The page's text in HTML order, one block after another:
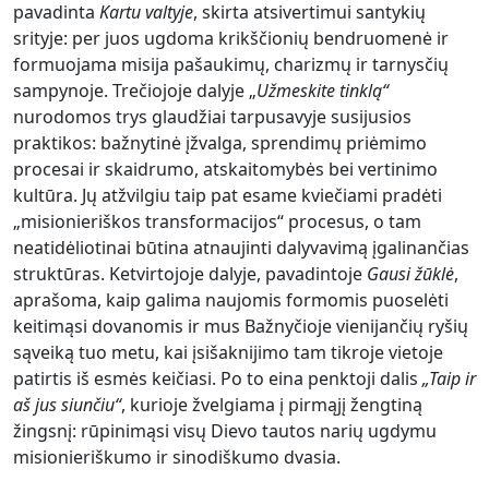
pavadinta Kartu valtyje, skirta atsivertimui santykių
srityje: per juos ugdoma krikščionių bendruomenė ir
formuojama misija pašaukimų, charizmų ir tarnysčių
sampynoje. Trečiojoje dalyje „Užmeskite tinklą“
nurodomos trys glaudžiai tarpusavyje susijusios
praktikos: bažnytinė įžvalga, sprendimų priėmimo
procesai ir skaidrumo, atskaitomybės bei vertinimo
kultūra. Jų atžvilgiu taip pat esame kviečiami pradėti
„misionieriškos transformacijos“ procesus, o tam
neatidėliotinai būtina atnaujinti dalyvavimą įgalinančias
struktūras. Ketvirtojoje dalyje, pavadintoje Gausižūklė,
aprašoma, kaip galima naujomis formomis puoselėti
keitimąsi dovanomis ir mus Bažnyčioje vienijančių ryšių
sąveiką tuo metu, kai įsišaknijimo tam tikroje vietoje
patirtis iš esmės keičiasi. Po to eina penktoji dalis „Taip ir
ašjus siunčiu“, kurioje žvelgiama į pirmąjį žengtiną
žingsnį: rūpinimąsi visų Dievo tautos narių ugdymu
misionieriškumo ir sinodiškumo dvasia.